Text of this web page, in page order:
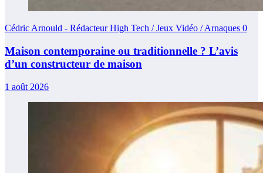
Cédric Arnould - Rédacteur High Tech / Jeux Vidéo / Arnaques 0
Maison contemporaine ou traditionnelle ? L’avis
d’un constructeur de maison
1 août 2026